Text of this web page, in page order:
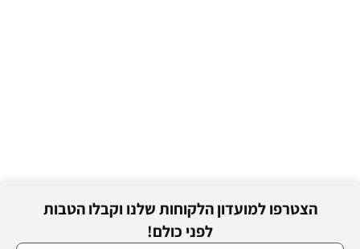
הצטרפו למועדון הלקוחות שלנו וקבלו הטבות
לפני כולם!